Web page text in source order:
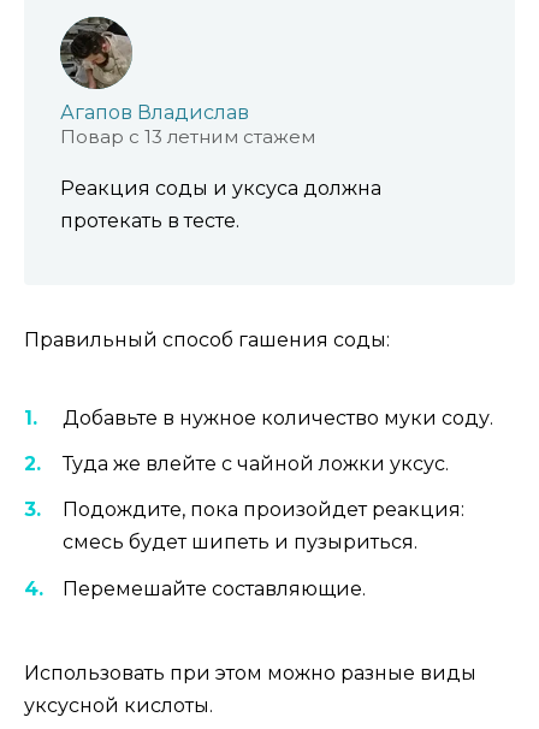
Агапов Владислав
Повар с 13 летним стажем
Реакция соды и уксуса должна
протекать в тесте.
Правильный способ гашения соды:
Добавьте в нужное количество муки соду.
Туда же влейте с чайной ложки уксус.
Подождите, пока произойдет реакция:
смесь будет шипеть и пузыриться.
Перемешайте составляющие.
Использовать при этом можно разные виды
уксусной кислоты.